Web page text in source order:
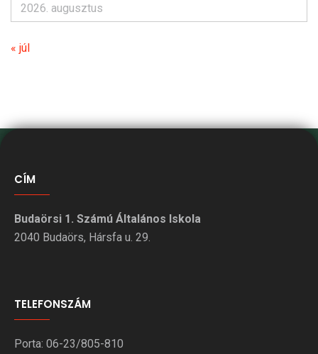
2026. augusztus
« júl
CÍM
Budaörsi 1. Számú Általános Iskola
2040 Budaörs, Hársfa u. 29.
TELEFONSZÁM
Porta: 06-23/805-810